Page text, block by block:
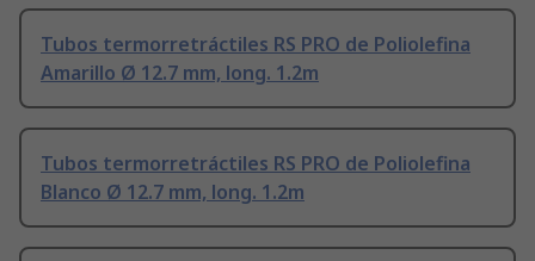
Tubos termorretráctiles RS PRO de Poliolefina
Amarillo Ø 12.7 mm, long. 1.2m
Tubos termorretráctiles RS PRO de Poliolefina
Blanco Ø 12.7 mm, long. 1.2m